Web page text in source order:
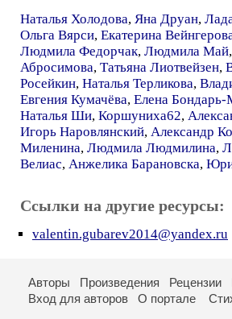
Наталья Холодова, Яна Друан,
Ольга Вярси, Екатерина
Людмила Федорчак, Людмила Май,
Абросимова, Татьяна Лиотвейзен,
Росейкин, Наталья Терликова,
Евгения Кумачёва, Елена
Наталья Ши, Коршуниха62,
Игорь Наровлянский, Александр
Миленина, Людмила Людмилина,
Велиас, Анжелика Барановска,
Ссылки на другие ресурсы:
valentin.gubarev2014@yandex.ru
Авторы Произведения Рецензии
Вход для авторов
О портале